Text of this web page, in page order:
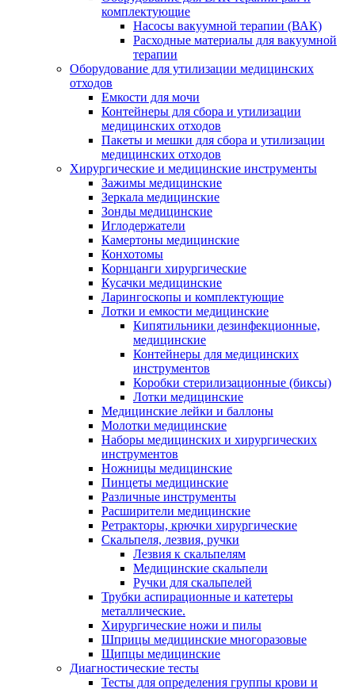
комплектующие
Насосы вакуумной терапии (ВАК)
Расходные материалы для вакуумной
терапии
Оборудование для утилизации медицинских
отходов
Емкости для мочи
Контейнеры для сбора и утилизации
медицинских отходов
Пакеты и мешки для сбора и утилизации
медицинских отходов
Хирургические и медицинские инструменты
Зажимы медицинские
Зеркала медицинские
Зонды медицинские
Иглодержатели
Камертоны медицинские
Конхотомы
Корнцанги хирургические
Кусачки медицинские
Ларингоскопы и комплектующие
Лотки и емкости медицинские
Кипятильники дезинфекционные,
медицинские
Контейнеры для медицинских
инструментов
Коробки стерилизационные (биксы)
Лотки медицинские
Медицинские лейки и баллоны
Молотки медицинские
Наборы медицинских и хирургических
инструментов
Ножницы медицинские
Пинцеты медицинские
Различные инструменты
Расширители медицинские
Ретракторы, крючки хирургические
Скальпеля, лезвия, ручки
Лезвия к скальпелям
Медицинские скальпели
Ручки для скальпелей
Трубки аспирационные и катетеры
металлические.
Хирургические ножи и пилы
Шприцы медицинские многоразовые
Щипцы медицинские
Диагностические тесты
Тесты для определения группы крови и